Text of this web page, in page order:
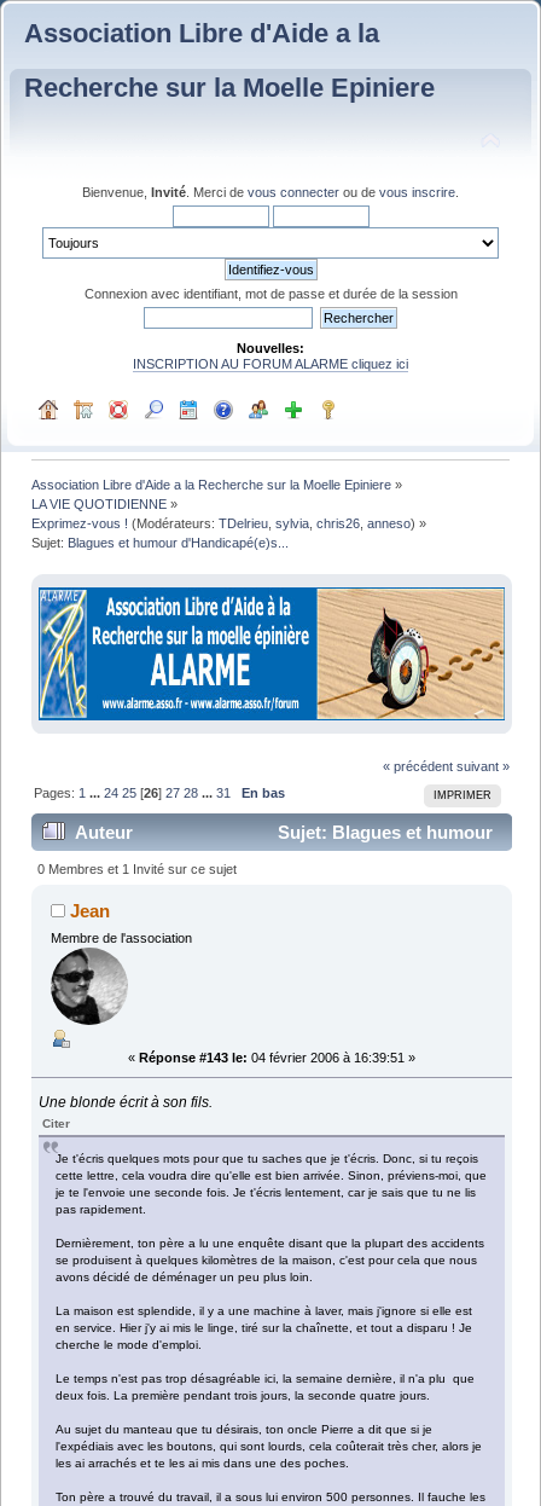
Association Libre d'Aide a la
Recherche sur la Moelle Epiniere
Bienvenue, Invité . Merci de vous connecter ou de vous inscrire
Connexion avec identifiant, mot de passe et durée de la session
Nouvelles:
INSCRIPTION AU FORUM ALARME cliquez ici
Association Libre d'Aide a la Recherche sur la Moelle Epiniere »
LA VIE QUOTIDIENNE »
Exprimez-vous ! (Modérateurs:TDelrieu ,sylvia ,chris26 ,anneso) »
Sujet: Blagues et humour d'Handicapé(e)s...
« précédent suivant »
IMPRIMER
Pages: 1 ...24 25 [26]27 28 ...31 En bas
Auteur
Sujet: Blagues et humour
d'Handicapé(e)s... (Lu 637110 fois)
0 Membres et 1 Invité sur ce sujet
Jean
Membre de l'association
« Réponse #143 le: 04 février 2006 à 16:39:51 »
Une blonde écrit à son fils.
Citer
Je t'écris quelques mots pour que tu saches que je t'écris. Donc, si tu reçois
cette lettre, cela voudra dire qu'elle est bien arrivée. Sinon, préviens-moi, que
je te l'envoie une seconde fois. Je t'écris lentement, car je sais que tu ne lis
pas rapidement.
Dernièrement, ton père a lu une enquête disant que la plupart des accidents
se produisent à quelques kilomètres de la maison, c'est pour cela que nous
avons décidé de déménager un peu plus loin.
La maison est splendide, il y a une machine à laver, mais j'ignore si elle est
en service. Hier j'y ai mis le linge, tiré sur la chaînette, et tout a disparu ! Je
cherche le mode d'emploi.
Le temps n'est pas trop désagréable ici, la semaine dernière, il n'a plu que
deux fois. La première pendant trois jours, la seconde quatre jours.
Au sujet du manteau que tu désirais, ton oncle Pierre a dit que si je
l'expédiais avec les boutons, qui sont lourds, cela coûterait très cher, alors je
les ai arrachés et te les ai mis dans une des poches.
Ton père a trouvé du travail, il a sous lui environ 500 personnes. Il fauche les